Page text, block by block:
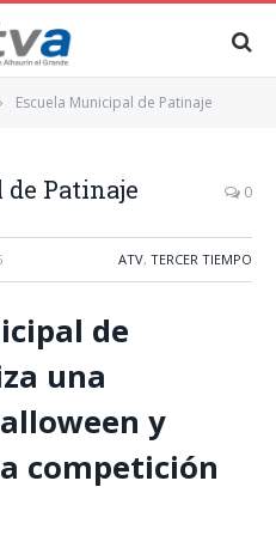
Escuela Municipal de Patinaje
Patinaje 0
ATV, TERCER TIEMPO
de
una
y
competición